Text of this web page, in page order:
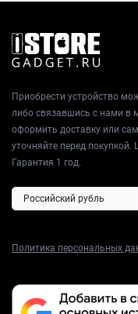
Приобрести устройство
либо связавшись с нами в
оформить доставку или
уточняйте перед
Гарантия 1 год.
Политика персональных